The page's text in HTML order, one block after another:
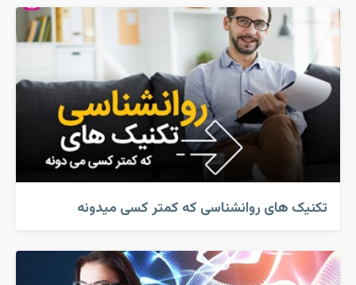
تکنیک های روانشناسی که کمتر کسی میدونه